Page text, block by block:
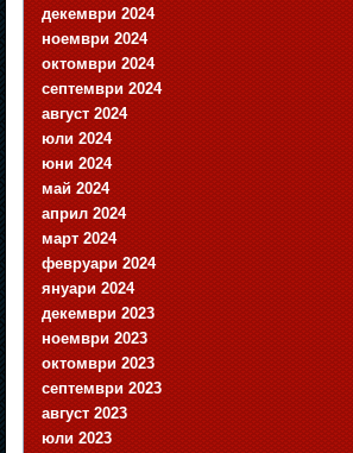
декември 2024
ноември 2024
октомври 2024
септември 2024
август 2024
юли 2024
юни 2024
май 2024
април 2024
март 2024
февруари 2024
януари 2024
декември 2023
ноември 2023
октомври 2023
септември 2023
август 2023
юли 2023